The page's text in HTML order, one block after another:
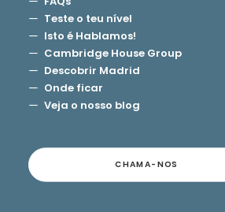
Teste o teu nível
Isto é Hablamos!
Cambridge House Group
Descobrir Madrid
Onde ficar
Veja o nosso blog
CHAMA-NOS